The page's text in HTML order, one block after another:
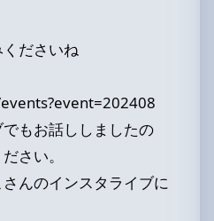
ださいね
もお話ししましたの
さい。
さんのインスタライブに